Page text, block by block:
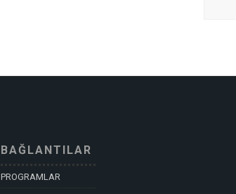
BAĞLANTILAR
PROGRAMLAR